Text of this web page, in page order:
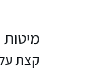
מיטות
קצת